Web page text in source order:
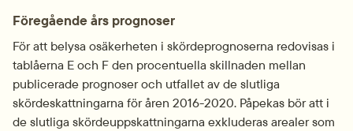
Föregående års prognoser
För att belysa osäkerheten i skördeprognoserna redovisas i
tablåerna E och F den procentuella skillnaden mellan
publicerade prognoser och utfallet av de slutliga
skördeskattningarna för åren 2016-2020. Påpekas bör att i
de slutliga skördeuppskattningarna exkluderas arealer som